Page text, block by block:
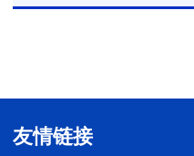
友情链接